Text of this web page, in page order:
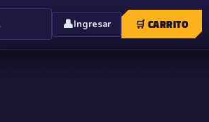
👤Ingresar 🛒CARRITO